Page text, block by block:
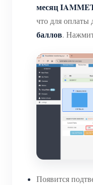
месяц
что для оплаты
баллов.
Появится